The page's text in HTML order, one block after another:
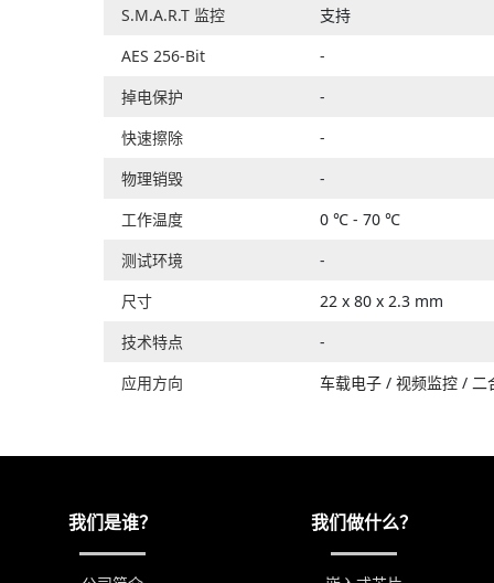
S.M.A.R.T 监控
支持
AES 256-Bit
-
掉电保护
-
快速擦除
-
物理销毁
-
工作温度
0 ℃ - 70 ℃
测试环境
-
尺寸
22 x 80 x 2.3 mm
技术特点
-
应用方向
车载电子 / 视频监控 / 二
我们是谁？ 我们做什么？